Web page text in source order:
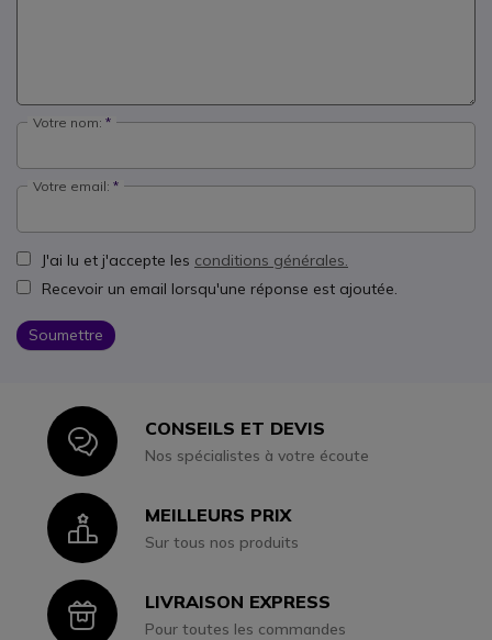
Votre nom:
Votre email:
J'ai lu et j'accepte les conditions générales.
Recevoir un email lorsqu'une réponse est ajoutée.
Soumettre
IconCONSEILS ET DEVIS
Nos spécialistes à votre écoute
IconMEILLEURS PRIX
Sur tous nos produits
IconLIVRAISON EXPRESS
Pour toutes les commandes